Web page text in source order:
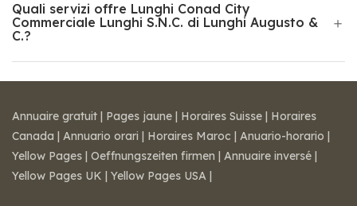
Quali servizi offre Lunghi Conad City
Commerciale Lunghi S.N.C. di Lunghi Augusto &
C.?
Annuaire gratuit | Pages jaune | Horaires Suisse | Horaires
Canada | Annuario orari | Horaires Maroc | Anuario-horario |
Yellow Pages | Oeffnungszeiten firmen | Annuaire inversé |
Yellow Pages UK | Yellow Pages USA |